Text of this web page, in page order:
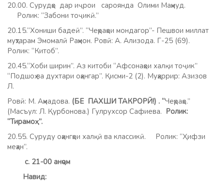
20.00. Сурудҳо дар иҷрои сароянда Олими Маҳмуд.
Ролик: “Забони тоҷикӣ.”
20.15.“Хониши бадеӣ”. “Чеҳраҳои мондагор”- Пешвои миллат
муҳтарам Эмомалӣ Раҳмон. Ровӣ: А. Ализода. Г-25 (69).
Ролик: “Китоб”.
20.45.“Хоби ширин”. Аз китоби “Афсонаҳои халқи тоҷик”
“Подшоҳ ва духтари оҳангар”. Қисми-2 (2). Муҳаррир: Азизов
Л.
Ровӣ: М. Аҳмадова. (БЕ ПАХШИ ТАКРОРӢ!) . “Чеҳраҳо.”
(Масъул: Л. Қурбонова.) Гулрухсор Сафиева. Ролик:
“Тирамоҳ”.
20.55. Суруду оҳангҳои халқӣ ва классикӣ. Ролик: “Ҳифзи
меҳан”.
с. 21-00 анҷом
Навид: